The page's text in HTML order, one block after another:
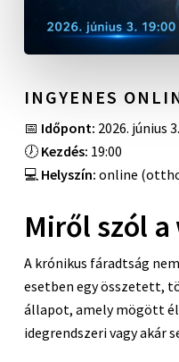
INGYENES
📅 Időpont: 2026. június 3.
🕖 Kezdés: 19:00
💻 Helyszín: online
Miről szól a
A krónikus fáradtság
esetben egy összetett,
állapot, amely mögött
idegrendszeri vagy akár